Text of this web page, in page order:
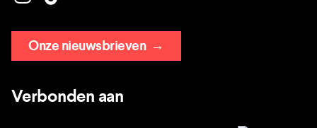
Onze nieuwsbrieven→
Verbonden aan